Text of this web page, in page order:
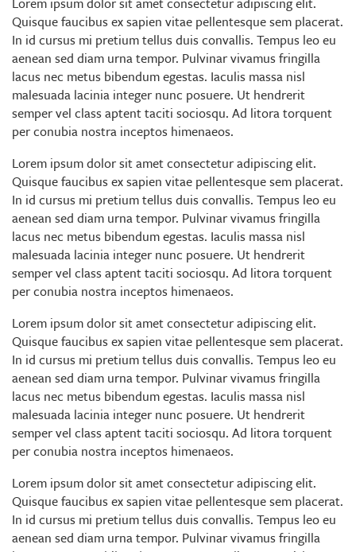
Quisque faucibus ex sapien vitae pellentesque sem placerat.
In id cursus mi pretium tellus duis convallis. Tempus leo eu
aenean sed diam urna tempor. Pulvinar vivamus fringilla
lacus nec metus bibendum egestas. Iaculis massa nisl
malesuada lacinia integer nunc posuere. Ut hendrerit
semper vel class aptent taciti sociosqu. Ad litora torquent
per conubia nostra inceptos himenaeos.
Lorem ipsum dolor sit amet consectetur adipiscing elit.
Quisque faucibus ex sapien vitae pellentesque sem placerat.
In id cursus mi pretium tellus duis convallis. Tempus leo eu
aenean sed diam urna tempor. Pulvinar vivamus fringilla
lacus nec metus bibendum egestas. Iaculis massa nisl
malesuada lacinia integer nunc posuere. Ut hendrerit
semper vel class aptent taciti sociosqu. Ad litora torquent
per conubia nostra inceptos himenaeos.
Lorem ipsum dolor sit amet consectetur adipiscing elit.
Quisque faucibus ex sapien vitae pellentesque sem placerat.
In id cursus mi pretium tellus duis convallis. Tempus leo eu
aenean sed diam urna tempor. Pulvinar vivamus fringilla
lacus nec metus bibendum egestas. Iaculis massa nisl
malesuada lacinia integer nunc posuere. Ut hendrerit
semper vel class aptent taciti sociosqu. Ad litora torquent
per conubia nostra inceptos himenaeos.
Lorem ipsum dolor sit amet consectetur adipiscing elit.
Quisque faucibus ex sapien vitae pellentesque sem placerat.
In id cursus mi pretium tellus duis convallis. Tempus leo eu
aenean sed diam urna tempor. Pulvinar vivamus fringilla